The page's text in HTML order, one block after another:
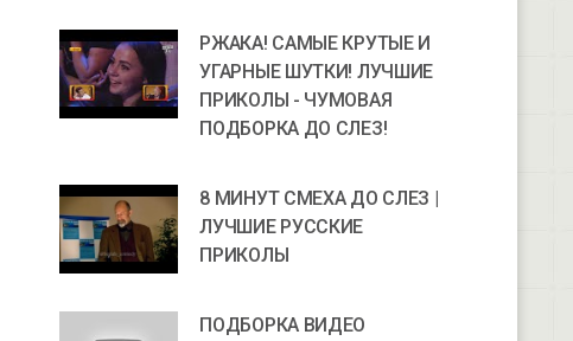
РЖАКА! САМЫЕ КРУТЫЕ И
УГАРНЫЕ ШУТКИ! ЛУЧШИЕ
ПРИКОЛЫ - ЧУМОВАЯ
ПОДБОРКА ДО СЛЕЗ!
8 МИНУТ СМЕХА ДО СЛЕЗ |
ЛУЧШИЕ РУССКИЕ
ПРИКОЛЫ
ПОДБОРКА ВИДЕО